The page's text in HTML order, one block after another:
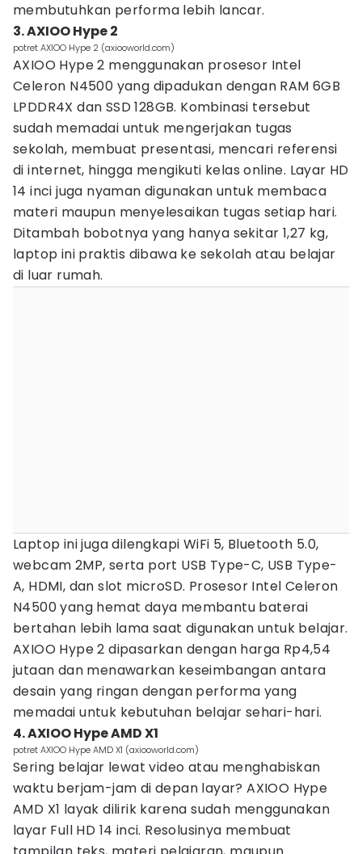
membutuhkan performa lebih lancar.
3. AXIOO Hype 2
potret AXIOO Hype 2 (axiooworld.com)
AXIOO Hype 2 menggunakan prosesor Intel
Celeron N4500 yang dipadukan dengan RAM 6GB
LPDDR4X dan SSD 128GB. Kombinasi tersebut
sudah memadai untuk mengerjakan tugas
sekolah, membuat presentasi, mencari referensi
di internet, hingga mengikuti kelas online. Layar HD
14 inci juga nyaman digunakan untuk membaca
materi maupun menyelesaikan tugas setiap hari.
Ditambah bobotnya yang hanya sekitar 1,27 kg,
laptop ini praktis dibawa ke sekolah atau belajar
di luar rumah.
Laptop ini juga dilengkapi WiFi 5, Bluetooth 5.0,
webcam 2MP, serta port USB Type-C, USB Type-
A, HDMI, dan slot microSD. Prosesor Intel Celeron
N4500 yang hemat daya membantu baterai
bertahan lebih lama saat digunakan untuk belajar.
AXIOO Hype 2 dipasarkan dengan harga Rp4,54
jutaan dan menawarkan keseimbangan antara
desain yang ringan dengan performa yang
memadai untuk kebutuhan belajar sehari-hari.
4. AXIOO Hype AMD X1
potret AXIOO Hype AMD X1 (axiooworld.com)
Sering belajar lewat video atau menghabiskan
waktu berjam-jam di depan layar? AXIOO Hype
AMD X1 layak dilirik karena sudah menggunakan
layar Full HD 14 inci. Resolusinya membuat